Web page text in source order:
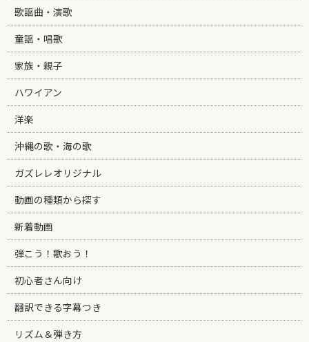
歌謡曲・演歌
童謡・唱歌
家族・親子
ハワイアン
洋楽
沖縄の歌・海の歌
ガズレレオリジナル
動画の種類から探す
新着動画
弾こう！歌おう！
初心者さん向け
翻訳できる字幕つき
リズム＆弾き方